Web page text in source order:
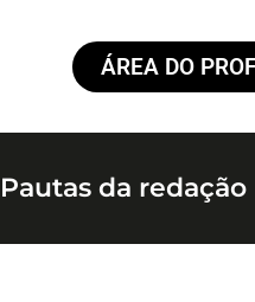
ÁREA DO
Pautas da redação